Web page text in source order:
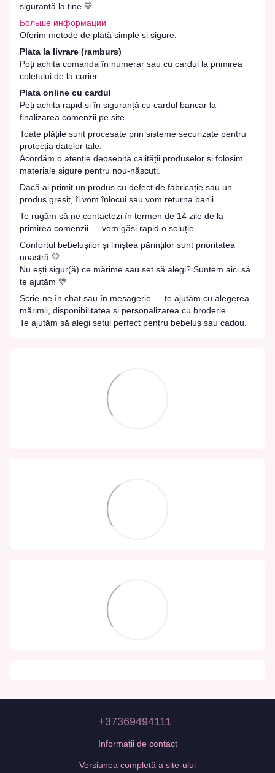
siguranță la tine 💛
Больше информации
Oferim metode de plată simple și sigure.
Plata la livrare (ramburs)
Poți achita comanda în numerar sau cu cardul la primirea
coletului de la curier.
Plata online cu cardul
Poți achita rapid și în siguranță cu cardul bancar la
finalizarea comenzii pe site.
Toate plățile sunt procesate prin sisteme securizate pentru
protecția datelor tale.
Acordăm o atenție deosebită calității produselor și folosim
materiale sigure pentru nou-născuți.
Dacă ai primit un produs cu defect de fabricație sau un
produs greșit, îl vom înlocui sau vom returna banii.
Te rugăm să ne contactezi în termen de 14 zile de la
primirea comenzii — vom găsi rapid o soluție.
Confortul bebelușilor și liniștea părinților sunt prioritatea
noastră 💛
Nu ești sigur(ă) ce mărime sau set să alegi? Suntem aici să
te ajutăm 💛
Scrie-ne în chat sau în mesagerie — te ajutăm cu alegerea
mărimii, disponibilitatea și personalizarea cu broderie.
Te ajutăm să alegi setul perfect pentru bebeluș sau cadou.
+37369494111
Informații de contact
Versiunea completă a site-ului